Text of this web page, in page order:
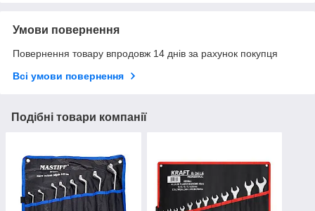
Умови повернення
Повернення товару впродовж 14 днів за рахунок покупця
Всі умови повернення
Подібні товари компанії